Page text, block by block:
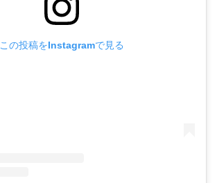
この投稿をInstagramで見る